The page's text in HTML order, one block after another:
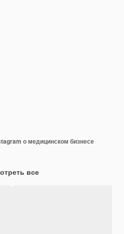
о медицинском бизнесе
все